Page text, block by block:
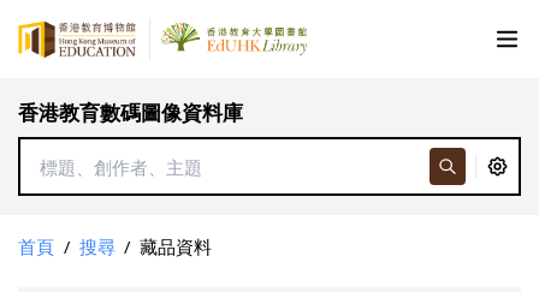
香港教育數碼圖像資料庫
首頁 / 搜尋 / 藏品資料